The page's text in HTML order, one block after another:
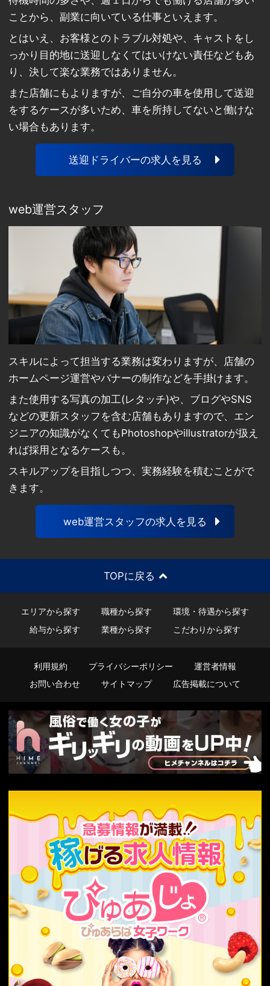
ことから、副業に向いている仕事といえます。
とはいえ、お客様とのトラブル対処や、キャストをし
っかり目的地に送迎しなくてはいけない責任などもあ
り、決して楽な業務ではありません。
また店舗にもよりますが、ご自分の車を使用して送迎
をするケースが多いため、車を所持してないと働けな
い場合もあります。
送迎ドライバーの求人を見る
web運営スタッフ
スキルによって担当する業務は変わりますが、店舗の
ホームページ運営やバナーの制作などを手掛けます。
また使用する写真の加工(レタッチ)や、ブログやSNS
などの更新スタッフを含む店舗もありますので、エン
ジニアの知識がなくてもPhotoshopやillustratorが扱え
れば採用となるケースも。
スキルアップを目指しつつ、実務経験を積むことがで
きます。
web運営スタッフの求人を見る
TOPに戻る
エリアから探す 職種から探す
環境・待遇から探す
給与から探す
業種から探す こだわりから探す
利用規約 プライバシーポリシー
運営者情報
お問い合わせ
サイトマップ 広告掲載について